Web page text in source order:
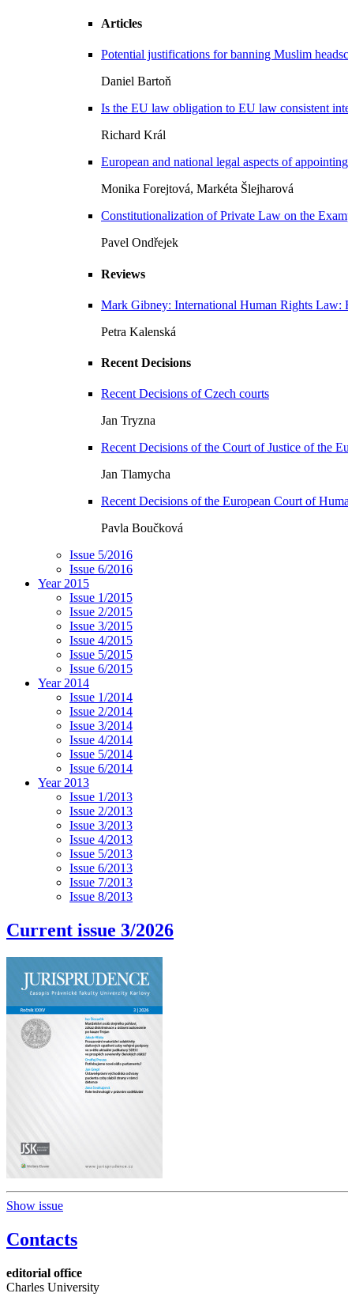
Articles
Potential justifications for banning Muslim
Daniel Bartoň
Is the EU law obligation to EU law consistent
Richard Král
European and national legal aspects of
Monika Forejtová, Markéta Šlejharová
Constitutionalization of Private Law on the
Pavel Ondřejek
Reviews
Mark Gibney: International Human Rights Law:
Petra Kalenská
Recent Decisions
Recent Decisions of Czech courts
Jan Tryzna
Recent Decisions of the Court of Justice of the
Jan Tlamycha
Recent Decisions of the European Court of
Pavla Boučková
Issue 5/2016
Issue 6/2016
Year 2015
Issue 1/2015
Issue 2/2015
Issue 3/2015
Issue 4/2015
Issue 5/2015
Issue 6/2015
Year 2014
Issue 1/2014
Issue 2/2014
Issue 3/2014
Issue 4/2014
Issue 5/2014
Issue 6/2014
Year 2013
Issue 1/2013
Issue 2/2013
Issue 3/2013
Issue 4/2013
Issue 5/2013
Issue 6/2013
Issue 7/2013
Issue 8/2013
Current issue 3/2026
Show issue
Contacts
editorial office
Charles University